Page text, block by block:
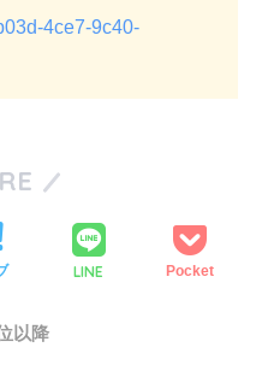
4ce7-9c40-
LINE Pocket
以降